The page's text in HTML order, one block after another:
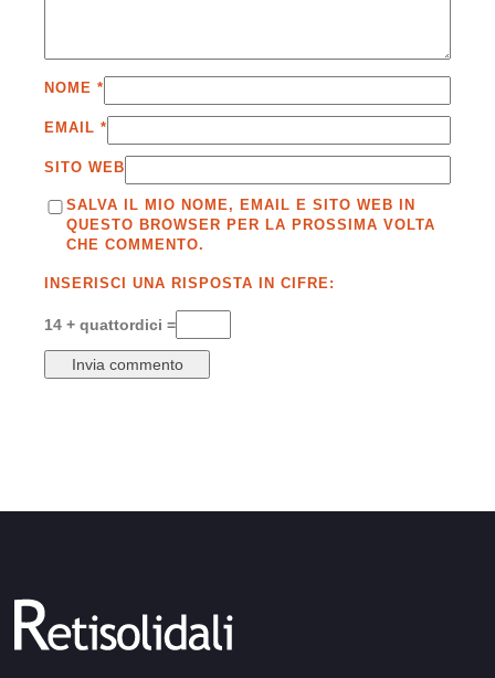
NOME *
EMAIL *
SITO WEB
SALVA IL MIO NOME, EMAIL E SITO WEB IN
QUESTO BROWSER PER LA PROSSIMA VOLTA
CHE COMMENTO.
INSERISCI UNA RISPOSTA IN CIFRE:
14 + quattordici =